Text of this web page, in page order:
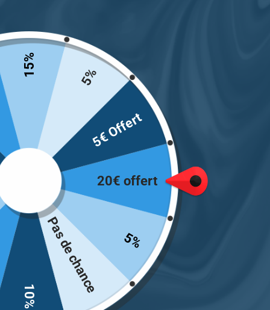
serti dans l’extrémité
supérieure
249.00
Choix des options
Voici le seul résultat
Optez pour une magnifique
Chevalière pour lui comme
pour elle avec Chevalière
Unique. La boutique numéro
1 en France
Contactez-nous
INFORMATIONS
Mon Compte
Suivre ma Commande
F.A.Q/ Contact
Politique de
remboursement et de
20€ offert
5%
Pas de chance
10%
15% 5%
5€ Offert